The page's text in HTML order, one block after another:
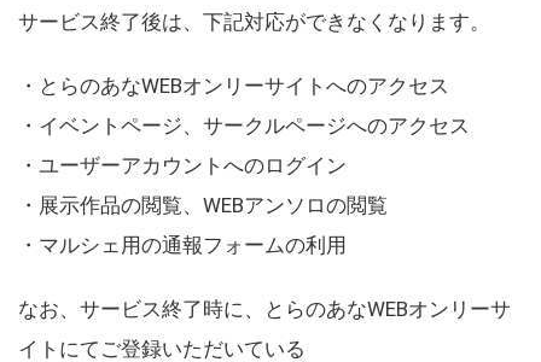
サービス終了後は、下記対応ができなくなります。
・とらのあなWEBオンリーサイトへのアクセス
・イベントページ、サークルページへのアクセス
・ユーザーアカウントへのログイン
・展示作品の閲覧、WEBアンソロの閲覧
・マルシェ用の通報フォームの利用
なお、サービス終了時に、とらのあなWEBオンリーサ
イトにてご登録いただいている